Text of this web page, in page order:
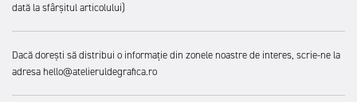
dată la sfârșitul articolului)
Dacă dorești să distribui o informație din zonele noastre de interes, scrie-ne la
adresa hello@atelieruldegrafica.ro